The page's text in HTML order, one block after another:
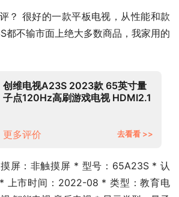
？ 很好的一款平板电视，从性能和款
都不输市面上绝大多数商品，我家用的
创维电视A23S 2023款 65英寸量
子点120Hz高刷游戏电视 HDMI2.1
更多评价
去看看 >>
屏：非触摸屏 * 型号：65A23S * 认
上市时间：2022-08 * 类型：教育电